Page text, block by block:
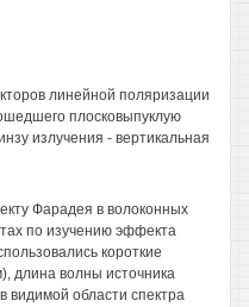
линейной поляризации
плосковыпуклую
излучения - вертикальная
Фарадея в волоконных
по изучению эффекта
короткие
длина волны источника
видимой области спектра